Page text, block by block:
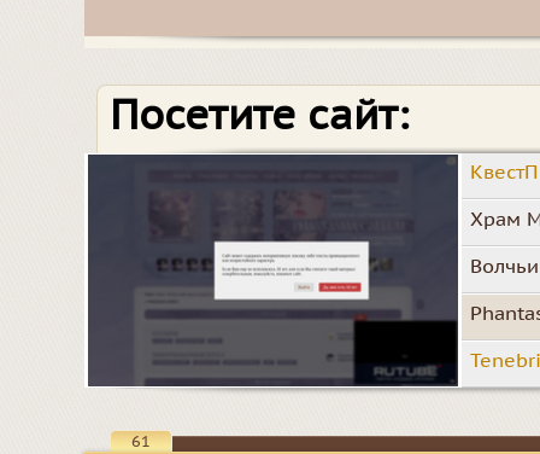
Посетите сайт:
Храм
61